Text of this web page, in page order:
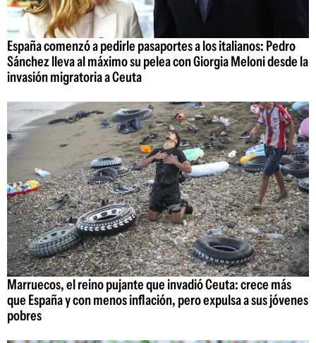
España comenzó a pedirle pasaportes a los italianos: Pedro
Sánchez lleva al máximo su pelea con Giorgia Meloni desde la
invasión migratoria a Ceuta
Marruecos, el reino pujante que invadió Ceuta: crece más
que España y con menos inflación, pero expulsa a sus jóvenes
pobres